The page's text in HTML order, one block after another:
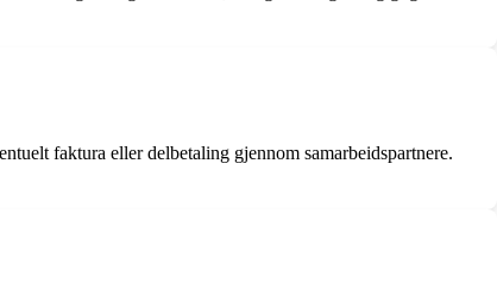
faktura eller delbetaling gjennom samarbeidspartnere.